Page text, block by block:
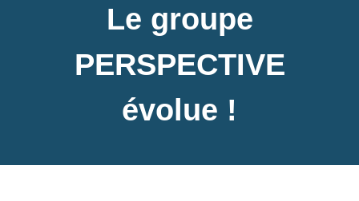
LILATE Norvégien
Le groupe
PERSPECTIVE
évolue !